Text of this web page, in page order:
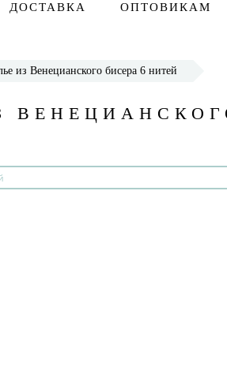
ДОСТАВКА ОПТОВИКАМ
из Венецианского бисера 6 нитей